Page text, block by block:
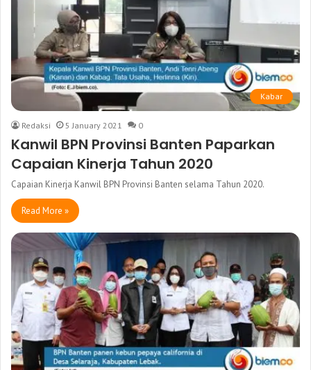
Kabar
Redaksi 5 January 2021 0
Kanwil BPN Provinsi Banten Paparkan
Capaian Kinerja Tahun 2020
Capaian Kinerja Kanwil BPN Provinsi Banten selama Tahun 2020.
Read More »